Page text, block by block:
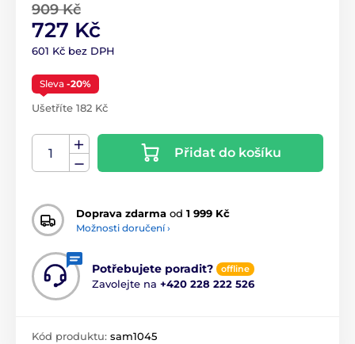
909 Kč
727 Kč
601 Kč bez DPH
Sleva -20%
Ušetříte 182 Kč
Přidat do košíku
Doprava zdarma od 1 999 Kč
Možnosti doručení ›
Potřebujete poradit? offline
Zavolejte na +420 228 222 526
Kód produktu: sam1045